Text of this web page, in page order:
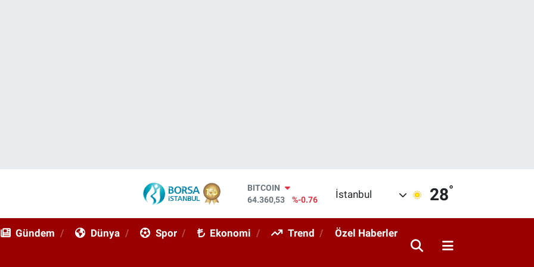
DOLAR
47,7069
%0.17
STERLİN
İstanbul 28°
Gündem Dünya Spor Ekonomi Trend Özel Haberler